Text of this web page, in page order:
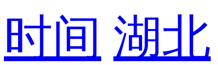
时间 湖北